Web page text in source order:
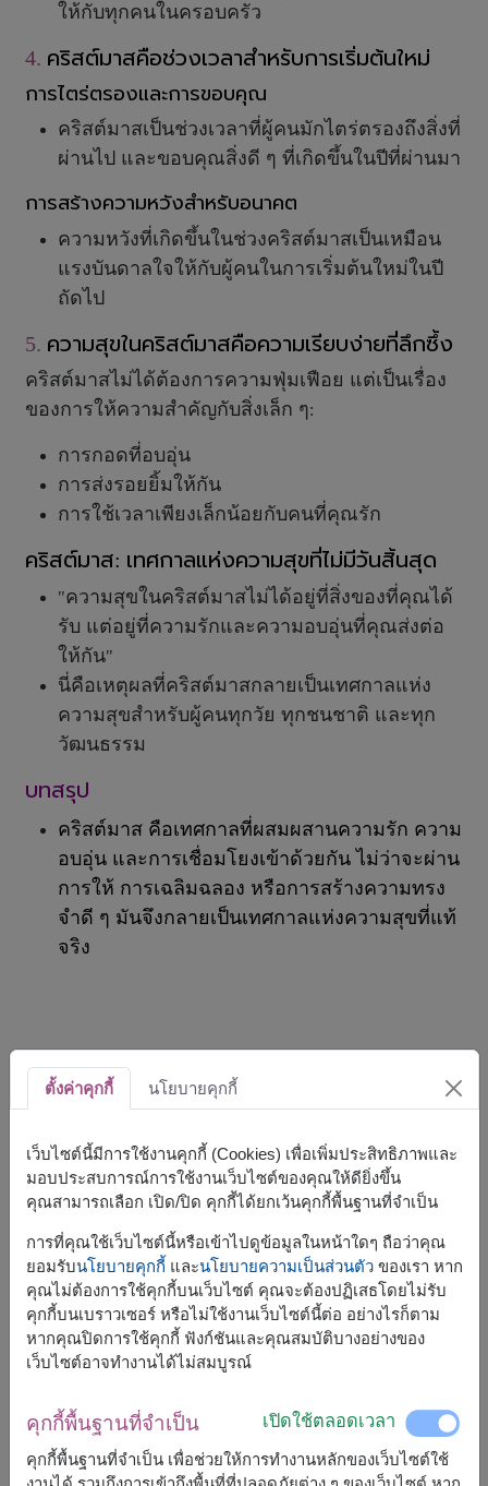
ให้กับทุกคนในครอบครัว
4. คริสต์มาสคือช่วงเวลาสำหรับการเริ่มต้นใหม่
การไตร่ตรองและการขอบคุณ
คริสต์มาสเป็นช่วงเวลาที่ผู้คนมักไตร่ตรองถึงสิ่งที่
ผ่านไป และขอบคุณสิ่งดี ๆ ที่เกิดขึ้นในปีที่ผ่านมา
การสร้างความหวังสำหรับอนาคต
ความหวังที่เกิดขึ้นในช่วงคริสต์มาสเป็นเหมือน
แรงบันดาลใจให้กับผู้คนในการเริ่มต้นใหม่ในปี
ถัดไป
5. ความสุขในคริสต์มาสคือความเรียบง่ายที่ลึกซึ้ง
คริสต์มาสไม่ได้ต้องการความฟุ่มเฟือย แต่เป็นเรื่อง
ของการให้ความสำคัญกับสิ่งเล็ก ๆ:
การกอดที่อบอุ่น
การส่งรอยยิ้มให้กัน
การใช้เวลาเพียงเล็กน้อยกับคนที่คุณรัก
คริสต์มาส: เทศกาลแห่งความสุขที่ไม่มีวันสิ้นสุด
"ความสุขในคริสต์มาสไม่ได้อยู่ที่สิ่งของที่คุณได้
รับ แต่อยู่ที่ความรักและความอบอุ่นที่คุณส่งต่อ
ให้กัน"
นี่คือเหตุผลที่คริสต์มาสกลายเป็นเทศกาลแห่ง
ความสุขสำหรับผู้คนทุกวัย ทุกชนชาติ และทุก
วัฒนธรรม
บทสรุป
คริสต์มาส คือเทศกาลที่ผสมผสานความรัก ความ
อบอุ่น และการเชื่อมโยงเข้าด้วยกัน ไม่ว่าจะผ่าน
การให้ การเฉลิมฉลอง หรือการสร้างความทรง
จำดี ๆ มันจึงกลายเป็นเทศกาลแห่งความสุขที่แท้
จริง
หมวด
วันแม่ 7
กระเช้าของขวัญ 11
ของขวัญสำหรับองค์กร 2
วันวาเลนไทน์ 6
กระเช้าดอกไม้
เทศกาลวันคริสต์มาส 8
ตั้งค่าคุกกี้ นโยบายคุกกี้
เว็บไซต์นี้มีการใช้งานคุกกี้ (Cookies) เพื่อเพิ่มประสิทธิภาพและ
มอบประสบการณ์การใช้งานเว็บไซต์ของคุณให้ดียิ่งขึ้น
คุณสามารถเลือก เปิด/ปิด คุกกี้ได้ยกเว้นคุกกี้พื้นฐานที่จำเป็น
การที่คุณใช้เว็บไซต์นี้หรือเข้าไปดูข้อมูลในหน้าใดๆ ถือว่าคุณ
ยอมรับนโยบายคุกกี้ และนโยบายความเป็นส่วนตัวของเรา หาก
คุณไม่ต้องการใช้คุกกี้บนเว็บไซต์ คุณจะต้องปฏิเสธโดยไม่รับ
คุกกี้บนเบราวเซอร์ หรือไม่ใช้งานเว็บไซต์นี้ต่อ อย่างไรก็ตาม
หากคุณปิดการใช้คุกกี้ ฟังก์ชันและคุณสมบัติบางอย่างของ
เว็บไซต์อาจทำงานได้ไม่สมบูรณ์
คุกกี้พื้นฐานที่จำเป็น เปิดใช้ตลอดเวลา
คุกกี้พื้นฐานที่จำเป็น เพื่อช่วยให้การทำงานหลักของเว็บไซต์ใช้